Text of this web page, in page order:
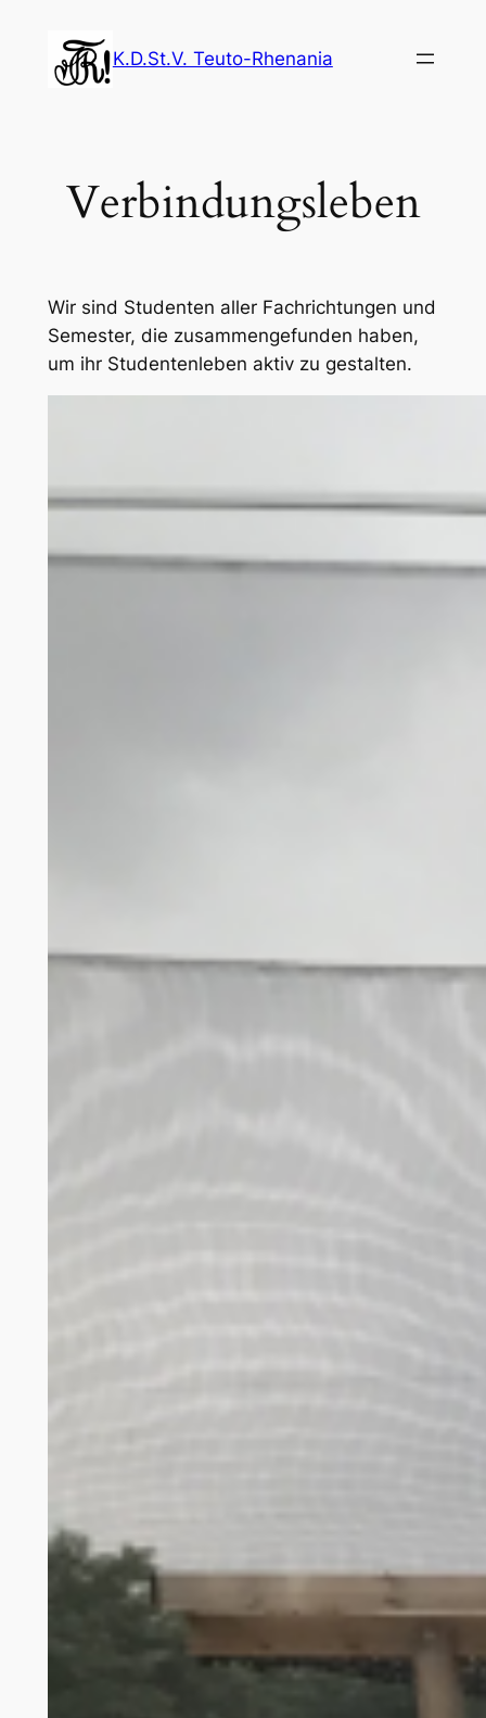
springen
K.D.St.V. Teuto-Rhenania
Verbindungsleben
Wir sind Studenten aller Fachrichtungen und
Semester, die zusammengefunden haben,
um ihr Studentenleben aktiv zu gestalten.